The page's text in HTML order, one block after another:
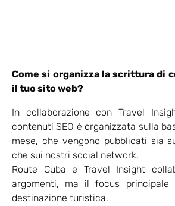
Come si organizza la scrittura di
il tuo sito web?
In collaborazione con Travel
contenuti SEO è organizzata sulla
mese, che vengono pubblicati sia
che sui nostri social network.
Route Cuba e Travel Insight
argomenti, ma il focus principale
destinazione turistica.